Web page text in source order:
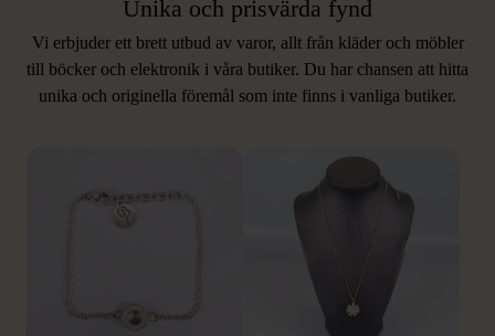
Unika och prisvärda fynd
Vi erbjuder ett brett utbud av varor, allt från kläder och möbler
till böcker och elektronik i våra butiker. Du har chansen att hitta
unika och originella föremål som inte finns i vanliga butiker.
LIKNANDE PRODUKTER
Hitta produkter som påminner om denna